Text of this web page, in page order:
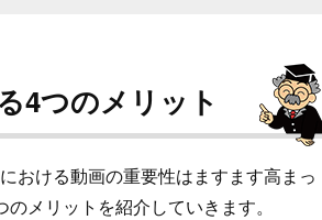
4つのメリット
おける動画の重要性はますます高まっ
メリットを紹介していきます。